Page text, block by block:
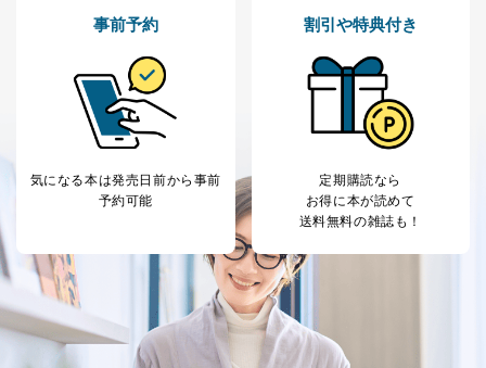
供先企業に個人情報を開示することがあります。
が、これらに限りません。
委託先：カスタマーサポート支援会社 、クレジッ
トカード決済などの決済代行・料金回収会社、広
告配信サービス会社
提供先：出版社、出版物発売元、卸売会社、販売
店など商品の供給者、梱包会社、配送会社、新聞
販売店などの梱包・配送・配達会社
４．開示対象個人情報の「開示」「訂正」等の請求につ
いて
当社は、本人から、開示対象個人情報について利用目的
の通知を求められた場合には、遅滞なくこれに応じま
す。ただし、以下①～④のいずれかに該当する場合は、
利用目的の通知を行なうことはできません。そのとき
事前予約
気になる本は発売日前から事前
予約可能
割引や特典付き
定期購読なら
お得に本が読めて
送料無料の雑誌も！